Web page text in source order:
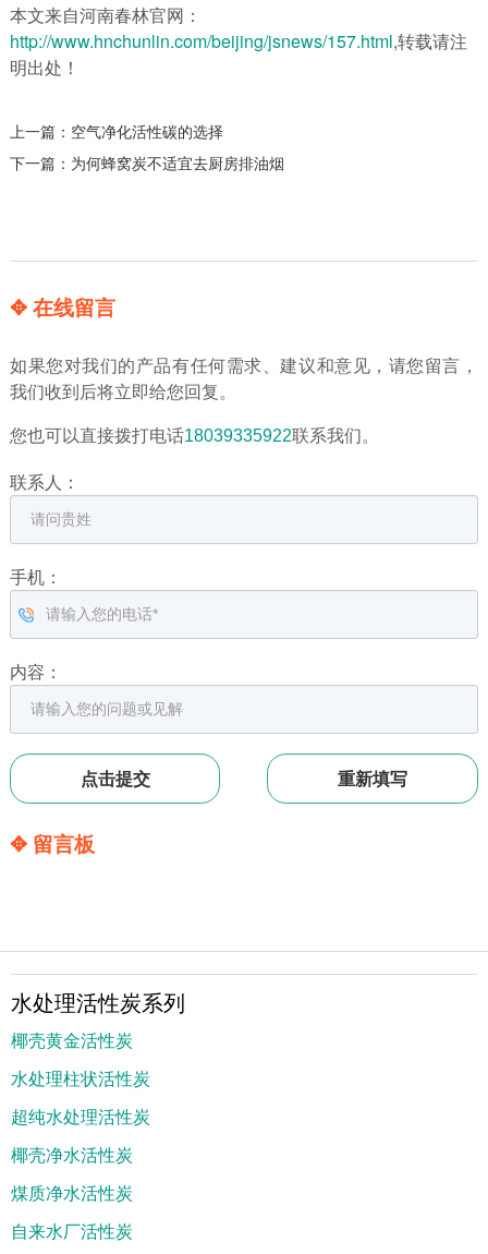
本文来自河南春林官网：
http://www.hnchunlin.com/beijing/jsnews/157.html,转载请注
明出处！
上一篇： 空气净化活性碳的选择
下一篇： 为何蜂窝炭不适宜去厨房排油烟
✥ 在线留言
如果您对我们的产品有任何需求、建议和意见，请您留言，
我们收到后将立即给您回复。
您也可以直接拨打电话18039335922联系我们。
联系人：
手机：
内容：
✥ 留言板
水处理活性炭系列
椰壳黄金活性炭
水处理柱状活性炭
超纯水处理活性炭
椰壳净水活性炭
煤质净水活性炭
自来水厂活性炭